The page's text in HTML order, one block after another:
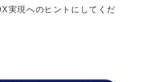
実現へのヒントにしてくだ